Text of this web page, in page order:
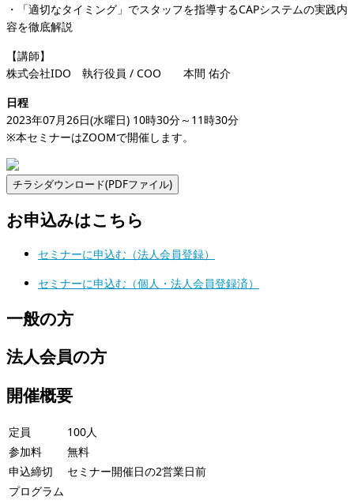
・「適切なタイミング」でスタッフを指導するCAPシステムの実践内
容を徹底解説
【講師】
株式会社IDO 執行役員 / COO 本間 佑介
日程
2023年07月26日(水曜日) 10時30分～11時30分
※本セミナーはZOOMで開催します。
お申込みはこちら
セミナーに申込む（法人会員登録）
セミナーに申込む（個人・法人会員登録済）
一般の方
法人会員の方
開催概要
定員
100人
参加料
無料
申込締切
セミナー開催日の2営業日前
プログラム